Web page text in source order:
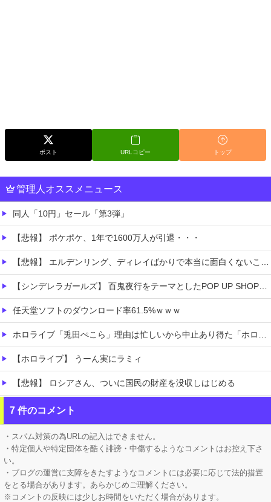
ポスト URLコピー トップ
管理人オススメニュース
同人「10円」セール「第3弾」
【悲報】 ポケポケ、1年で1600万人が引退・・・
【悲報】 エルデンリング、ディレイばかりで本当に面白くないこのゲーム←賛同の声が多数…
【シンデレラガールズ】 百鬼夜行をテーマとしたPOP UP SHOPが東京・大阪にて開催
任天堂ソフトのダウンロード率61.5%ｗｗｗ
ホロライブ「兎田ぺこら」理由は忙しいから中止あり得た「ホロ夏アモアス」野うさぎから守るために主催者記載？姫を庇う大空スバルにルーナイト感謝
【ホロライブ】 うーん実にラミィ
【悲報】 ロシアさん、ついに国民の財産を没収しはじめる
【腹筋崩壊】 見た瞬間吹いた画像を貼っていくスレｗｗｗｗ
【速報】 京大病院、手術ミスで『正常な脳』を摘出 → 患者は自発呼吸不可能な植物状態に
7 件のコメント
・スパム対策の為URLの記入はできません。
・特定個人や特定団体を酷く誹謗・中傷するようなコメントはお控え下さ
い。
・ブログの運営に支障をきたすようなコメントには必要に応じて法的措置
をとる場合があります。あらかじめご理解ください。
※コメントの反映には少しお時間をいただく場合があります。